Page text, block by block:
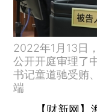
2022年1月13日
公开开庭审理了
书记童道驰受贿
端
【财新网】